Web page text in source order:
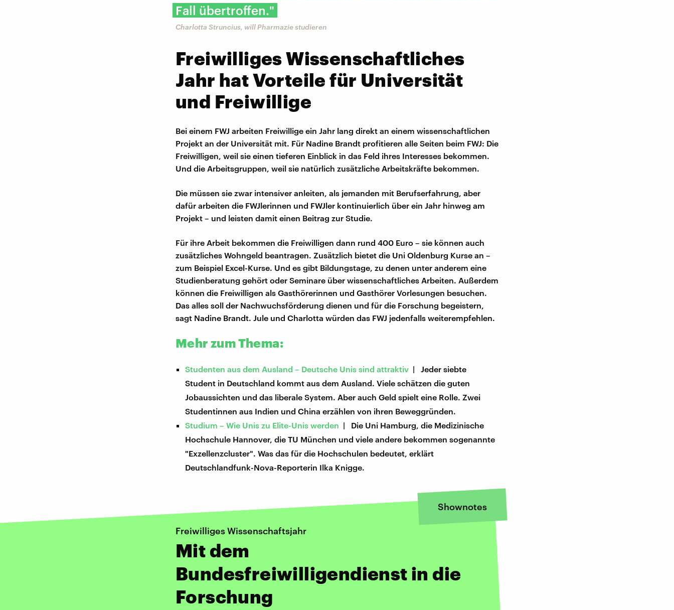
Fall übertroffen."
Charlotta Struncius, will Pharmazie studieren
Freiwilliges Wissenschaftliches
Jahr hat Vorteile für Universität
und Freiwillige
Bei einem FWJ arbeiten Freiwillige ein Jahr lang direkt an einem wissenschaftlichen
Projekt an der Universität mit. Für Nadine Brandt profitieren alle Seiten beim FWJ: Die
Freiwilligen, weil sie einen tieferen Einblick in das Feld ihres Interesses bekommen.
Und die Arbeitsgruppen, weil sie natürlich zusätzliche Arbeitskräfte bekommen.
Die müssen sie zwar intensiver anleiten, als jemanden mit Berufserfahrung, aber
dafür arbeiten die FWJlerinnen und FWJler kontinuierlich über ein Jahr hinweg am
Projekt – und leisten damit einen Beitrag zur Studie.
Für ihre Arbeit bekommen die Freiwilligen dann rund 400 Euro – sie können auch
zusätzliches Wohngeld beantragen. Zusätzlich bietet die Uni Oldenburg Kurse an –
zum Beispiel Excel-Kurse. Und es gibt Bildungstage, zu denen unter anderem eine
Studienberatung gehört oder Seminare über wissenschaftliches Arbeiten. Außerdem
können die Freiwilligen als Gasthörerinnen und Gasthörer Vorlesungen besuchen.
Das alles soll der Nachwuchsförderung dienen und für die Forschung begeistern,
sagt Nadine Brandt. Jule und Charlotta würden das FWJ jedenfalls weiterempfehlen.
Mehr zum Thema:
Studenten aus dem Ausland – Deutsche Unis sind attraktiv | Jeder siebte
Student in Deutschland kommt aus dem Ausland. Viele schätzen die guten
Jobaussichten und das liberale System. Aber auch Geld spielt eine Rolle. Zwei
Studentinnen aus Indien und China erzählen von ihren Beweggründen.
Studium – Wie Unis zu Elite-Unis werden | Die Uni Hamburg, die Medizinische
Hochschule Hannover, die TU München und viele andere bekommen sogenannte
"Exzellenzcluster". Was das für die Hochschulen bedeutet, erklärt
Deutschlandfunk-Nova-Reporterin Ilka Knigge.
Shownotes
Freiwilliges Wissenschaftsjahr
Mit dem
Bundesfreiwilligendienst in die
Forschung